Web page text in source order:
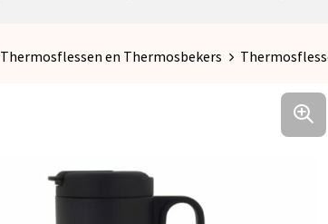
Thermosflessen en Thermosbekers